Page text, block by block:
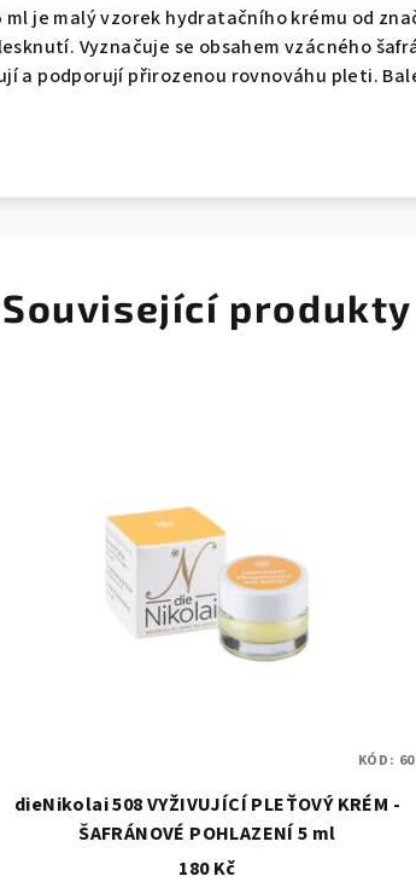
je malý vzorek hydratačního krému od
Vyznačuje se obsahem vzácného
a podporují přirozenou rovnováhu pleti.
Související produkty
dieNikolai 508 VYŽIVUJÍCÍ PLEŤOVÝ KRÉM -
ŠAFRÁNOVÉ POHLAZENÍ 5 ml
180 Kč
KÓD: